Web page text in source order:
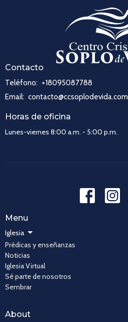
Contacto
Teléfono: +18095087788
Email: contacto@ccsoplodevida.com
Horas de oficina
Lunes-viernes 8:00 a.m. - 5:00 p.m.
Menu
Iglesia
Prédicas y enseñanzas
Noticias
Iglesia Virtual
Sé parte de nosotros
Sembrar
About